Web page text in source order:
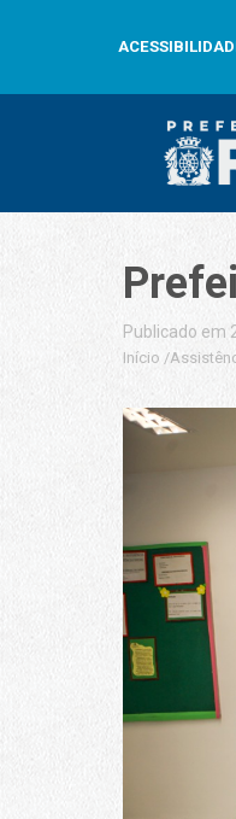
Publicado em
Início /